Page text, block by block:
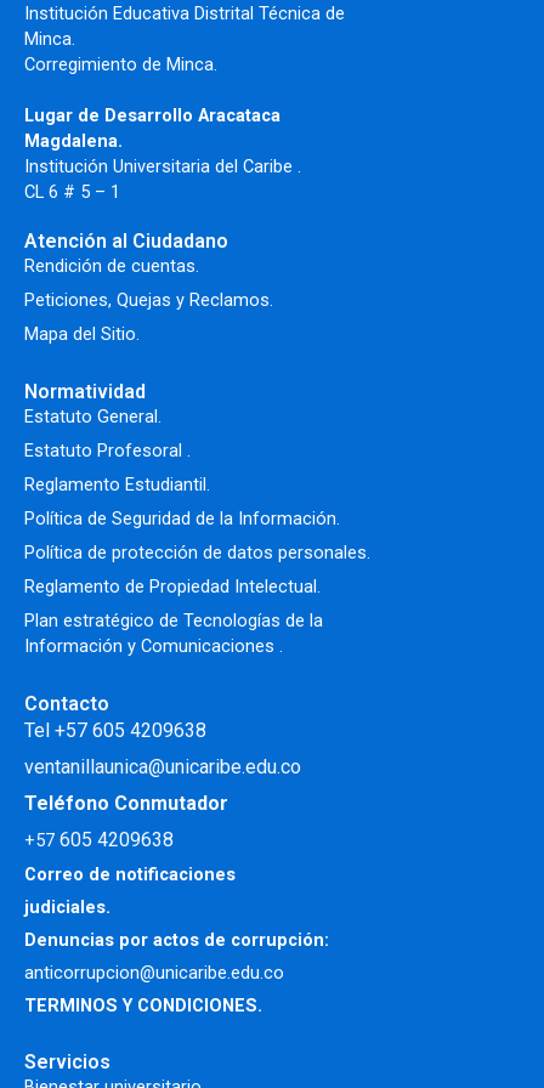
Institución Educativa Distrital Técnica de
Minca.
Corregimiento de Minca.
Lugar de Desarrollo Aracataca
Magdalena.
Institución Universitaria del Caribe .
CL 6 # 5 – 1
Atención al Ciudadano
Rendición de cuentas.
Peticiones, Quejas y Reclamos.
Mapa del Sitio.
Normatividad
Estatuto General.
Estatuto Profesoral .
Reglamento Estudiantil.
Política de Seguridad de la Información.
Política de protección de datos personales.
Reglamento de Propiedad Intelectual.
Plan estratégico de Tecnologías de la
Información y Comunicaciones .
Contacto
Tel +57 605 4209638
ventanillaunica@unicaribe.edu.co
Teléfono Conmutador
+57 605 4209638
Correo de notificaciones
judiciales.
Denuncias por actos de corrupción:
anticorrupcion@unicaribe.edu.co
TERMINOS Y CONDICIONES.
Servicios